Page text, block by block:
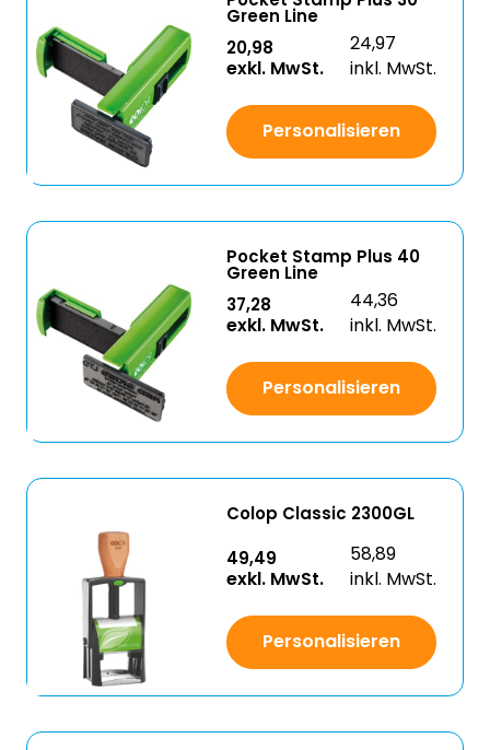
Green Line
20,98
exkl. MwSt.
24,97
inkl. MwSt.
Personalisieren
Pocket Stamp Plus 40
Green Line
37,28
exkl. MwSt.
44,36
inkl. MwSt.
Personalisieren
Colop Classic 2300GL
49,49
exkl. MwSt.
58,89
inkl. MwSt.
Personalisieren